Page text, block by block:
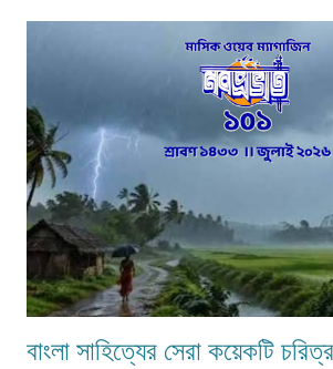
পড়াশুনার প্রতি যথেষ্ট তৎপর ও সহানুভূতিশীল। তাদের
যথা সময়ে তাদেরকে বিদ্যালয়ের মুখ দেখিয়েছে – টিউশনের
যাতে সুখকর হয় সেটাই প্রতিদিন ভগবানের কাছে প্রার্থনা
মধ্যে সবাইকে উচ্চশিক্ষিত করে তোলা একপ...
বাংলা সাহিত্যের সেরা কয়েকটি